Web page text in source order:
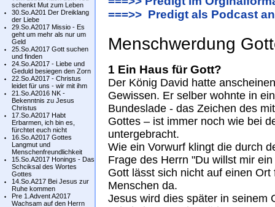
schenkt Mut zum Leben
30.So.A201 Der Dreiklang
der Liebe
29.So.A2017 Missio - Es
geht um mehr als nur um
Geld
25.So.A2017 Gott suchen
und finden
24.So.A2017 - Liebe und
Geduld besiegen den Zorn
22.So.A2017 - Christus
leidet für uns - wir mit ihm
21.So.A2016 NK -
Bekenntnis zu Jesus
Christus
17.So.A2017 Habt
Erbarmen, ich bin es,
fürchtet euch nicht
16.So.A2017 Gottes
Langmut und
Menschenfreundlichkeit
15.So.A2017 Honings - Das
Schciksal des Wortes
Gottes
14.So.A217 Bei Jesus zur
Ruhe kommen
Pre 1.Advent A2017
Wachsam auf den Herrn
===>> Predigt als Podcast
Menschwerdung
1 Ein Haus für Gott?
Der König David hatte
Gewissen. Er selber wohnte in
Bundeslade - das Zeichen des
Gottes – ist immer noch wie bei
untergebracht.
Wie ein Vorwurf klingt die durch
Frage des Herrn "Du willst mir
Gott lässt sich nicht auf einen
Menschen da.
Jesus wird dies später in seinem